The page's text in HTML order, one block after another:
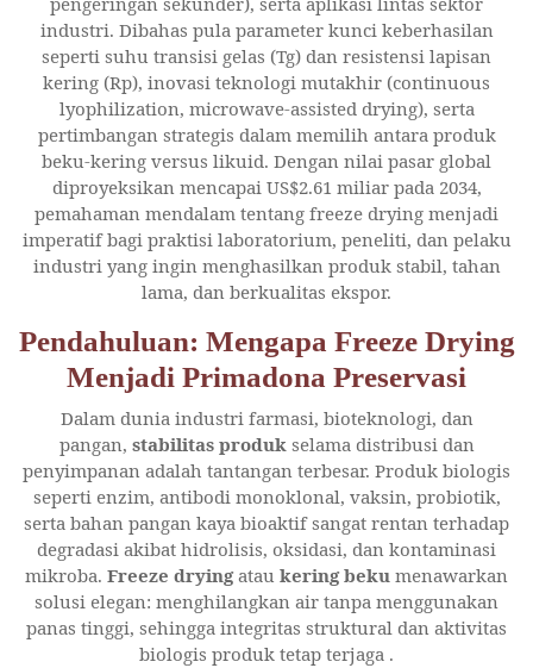
industri. Dibahas pula parameter kunci keberhasilan
seperti suhu transisi gelas (Tg) dan resistensi lapisan
kering (Rp), inovasi teknologi mutakhir (continuous
lyophilization, microwave-assisted drying), serta
pertimbangan strategis dalam memilih antara produk
beku-kering versus likuid. Dengan nilai pasar global
diproyeksikan mencapai US$2.61 miliar pada 2034,
pemahaman mendalam tentang freeze drying menjadi
imperatif bagi praktisi laboratorium, peneliti, dan pelaku
industri yang ingin menghasilkan produk stabil, tahan
lama, dan berkualitas ekspor.
Pendahuluan: Mengapa Freeze Drying
Menjadi Primadona Preservasi
Dalam dunia industri farmasi, bioteknologi, dan
pangan, stabilitas produkselama distribusi dan
penyimpanan adalah tantangan terbesar. Produk biologis
seperti enzim, antibodi monoklonal, vaksin, probiotik,
serta bahan pangan kaya bioaktif sangat rentan terhadap
degradasi akibat hidrolisis, oksidasi, dan kontaminasi
mikroba. Freeze dryingatau kering beku menawarkan
solusi elegan: menghilangkan air tanpa menggunakan
panas tinggi, sehingga integritas struktural dan aktivitas
biologis produk tetap terjaga .